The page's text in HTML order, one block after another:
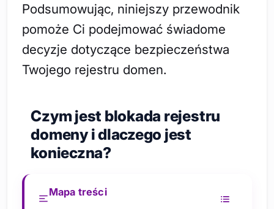
Podsumowując, niniejszy przewodnik
pomoże Ci podejmować świadome
decyzje dotyczące bezpieczeństwa
Twojego rejestru domen.
Czym jest blokada rejestru
domeny i dlaczego jest
konieczna?
Mapa treści